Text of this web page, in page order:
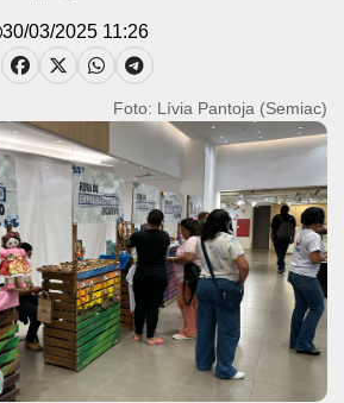
30/03/2025 11:26
Foto: Lívia Pantoja (Semiac)